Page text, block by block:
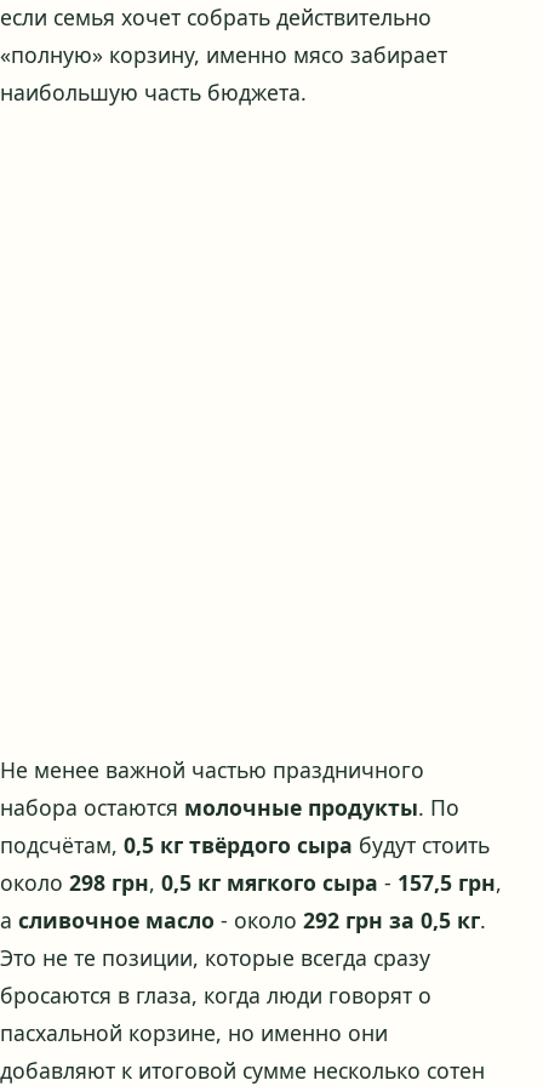
если семья хочет собрать действительно
«полную» корзину, именно мясо забирает
наибольшую часть бюджета.
Не менее важной частью праздничного
набора остаются молочные продукты. По
подсчётам, 0,5 кг твёрдого сыра будут стоить
около 298 грн, 0,5 кг мягкого сыра - 157,5 грн,
а сливочное масло - около 292 грн за 0,5 кг.
Это не те позиции, которые всегда сразу
бросаются в глаза, когда люди говорят о
пасхальной корзине, но именно они
добавляют к итоговой сумме несколько сотен